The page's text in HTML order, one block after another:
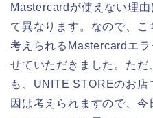
Mastercardが使えない理
て異なります。なので、
考えられるMastercardエ
せていただきました。ただ
も、UNITE STOREのお
因は考えられますので、